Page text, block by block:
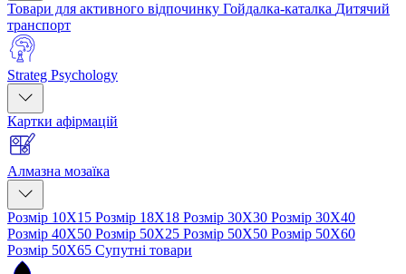
Товари для активного відпочинку Гойдалка-каталка Дитячий
транспорт
Strateg Psychology
Картки афірмацій
Алмазна мозаїка
Розмір 10Х15 Розмір 18Х18 Розмір 30Х30 Розмір 30Х40
Розмір 40Х50 Розмір 50Х25 Розмір 50Х50 Розмір 50Х60
Розмір 50Х65 Супутні товари